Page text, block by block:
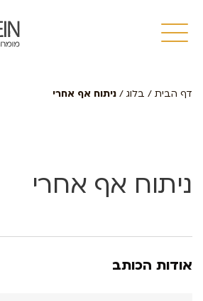
דף הבית / בלוג / ניתוח אף אחרי
ניתוח אף אחרי
אודות הכותב